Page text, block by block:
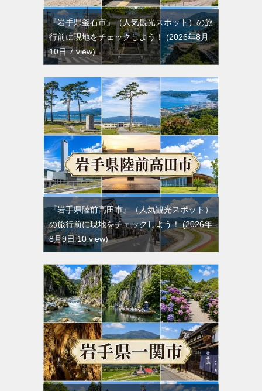
『岩手県釜石市』（人気観光スポット）の旅
行前に現地をチェックしよう！
2026年8月
10日 7 view
『岩手県陸前高田市』（人気観光スポット）
の旅行前に現地をチェックしよう！ 2026年
8月9日 10 view